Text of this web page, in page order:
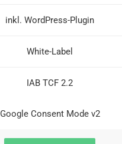
inkl. WordPress-Plugin
White-Label
IAB TCF 2.2
Google Consent Mode v2